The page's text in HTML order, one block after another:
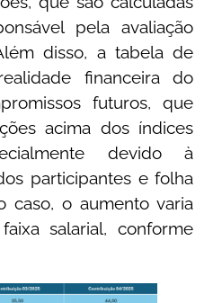
pela avaliação
disso, a tabela de
financeira do
futuros, que
acima dos índices
devido à
participantes e folha
caso, o aumento varia
salarial, conforme